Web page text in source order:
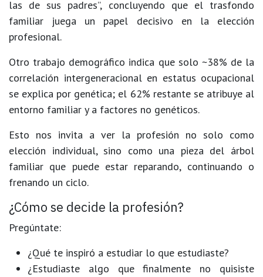
las de sus padres”, concluyendo que el trasfondo
familiar juega un papel decisivo en la elección
profesional.
Otro trabajo demográfico indica que solo ~38% de la
correlación intergeneracional en estatus ocupacional
se explica por genética; el 62% restante se atribuye al
entorno familiar y a factores no genéticos.
Esto nos invita a ver la profesión no solo como
elección individual, sino como una pieza del árbol
familiar que puede estar reparando, continuando o
frenando un ciclo.
¿Cómo se decide la profesión?
Pregúntate:
¿Qué te inspiró a estudiar lo que estudiaste?
¿Estudiaste algo que finalmente no quisiste